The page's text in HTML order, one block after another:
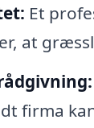
Et
at
firma